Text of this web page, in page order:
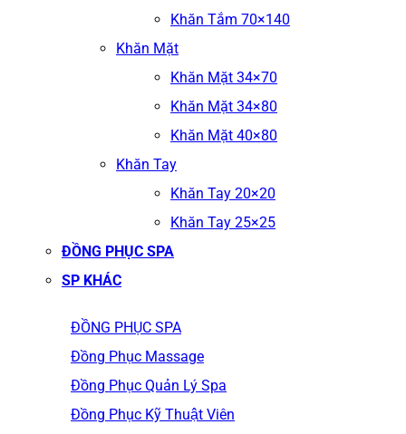
Khăn Tắm 70×140
Khăn Mặt
Khăn Mặt 34×70
Khăn Mặt 34×80
Khăn Mặt 40×80
Khăn Tay
Khăn Tay 20×20
Khăn Tay 25×25
ĐỒNG PHỤC SPA
SP KHÁC
ĐỒNG PHỤC SPA
Đồng Phục Massage
Đồng Phục Quản Lý Spa
Đồng Phục Kỹ Thuật Viên